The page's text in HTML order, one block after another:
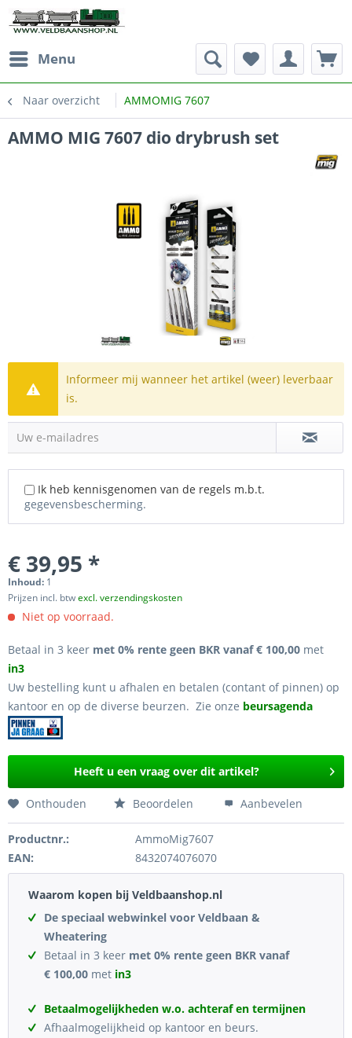
Menu
Naar overzicht AMMOMIG 7607
AMMO MIG 7607 dio drybrush set
Informeer mij wanneer het artikel (weer) leverbaar
is.
Uw e-mailadres
Ik heb kennisgenomen van de regels m.b.t.
gegevensbescherming.
€ 39,95 *
Inhoud: 1
Prijzen incl. btwexcl. verzendingskosten
Niet op voorraad.
Betaal in 3 keer met 0% rente geen BKR vanaf € 100,00 met
in3
Uw bestelling kunt u afhalen en betalen (contant of pinnen) op
kantoor en op de diverse beurzen. Zie onze beursagenda
Heeft u een vraag over dit artikel?
Onthouden Beoordelen Aanbevelen
Productnr.:
AmmoMig7607
EAN:
8432074076070
Waarom kopen bij Veldbaanshop.nl
De speciaal webwinkel voor Veldbaan &
Wheatering
Betaal in 3 keer met 0% rente geen BKR vanaf
€ 100,00 met in3
Betaalmogelijkheden w.o. achteraf en termijnen
Afhaalmogelijkheid op kantoor en beurs.